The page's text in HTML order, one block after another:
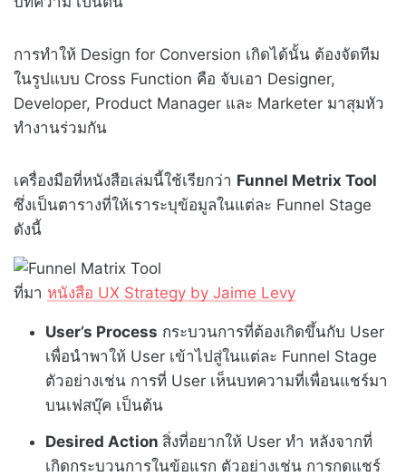
การทำให้ Design for Conversion เกิดได้นั้น ต้องจัดทีม
ในรูปแบบ Cross Function คือ จับเอา Designer,
Developer, Product Manager และ Marketer มาสุมหัว
ทำงานร่วมกัน
เครื่องมือที่หนังสือเล่มนี้ใช้เรียกว่า Funnel Metrix Tool
ซึ่งเป็นตารางที่ให้เราระบุข้อมูลในแต่ละ Funnel Stage
ดังนี้
ที่มา หนังสือ UX Strategy by Jaime Levy
User’s Process กระบวนการที่ต้องเกิดขึ้นกับ User
เพื่อนำพาให้ User เข้าไปสู่ในแต่ละ Funnel Stage
ตัวอย่างเช่น การที่ User เห็นบทความที่เพื่อนแชร์มา
บนเฟสบุ๊ค เป็นต้น
Desired Action สิ่งที่อยากให้ User ทำ หลังจากที่
เกิดกระบวนการในข้อแรก ตัวอย่างเช่น การกดแชร์